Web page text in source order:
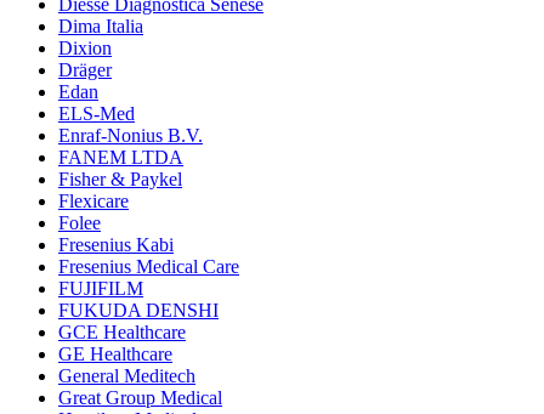
Diesse Diagnostica Senese
Dima Italia
Dixion
Dräger
Edan
ELS-Med
Enraf-Nonius B.V.
FANEM LTDA
Fisher & Paykel
Flexicare
Folee
Fresenius Kabi
Fresenius Medical Care
FUJIFILM
FUKUDA DENSHI
GCE Healthcare
GE Healthcare
General Meditech
Great Group Medical